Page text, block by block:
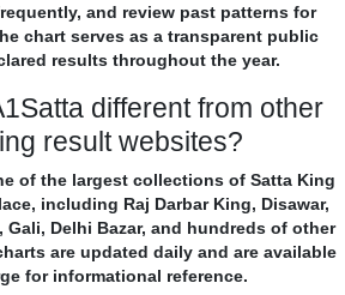
and review past patterns for
chart serves as a transparent public
results throughout the year.
different from other
result websites?
of the largest collections of Satta King
including Raj Darbar King, Disawar,
Gali, Delhi Bazar, and hundreds of other
are updated daily and are available
for informational reference.